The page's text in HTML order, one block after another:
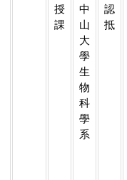
授
課
中
山
大
學
生
物
科
學
系
認
抵